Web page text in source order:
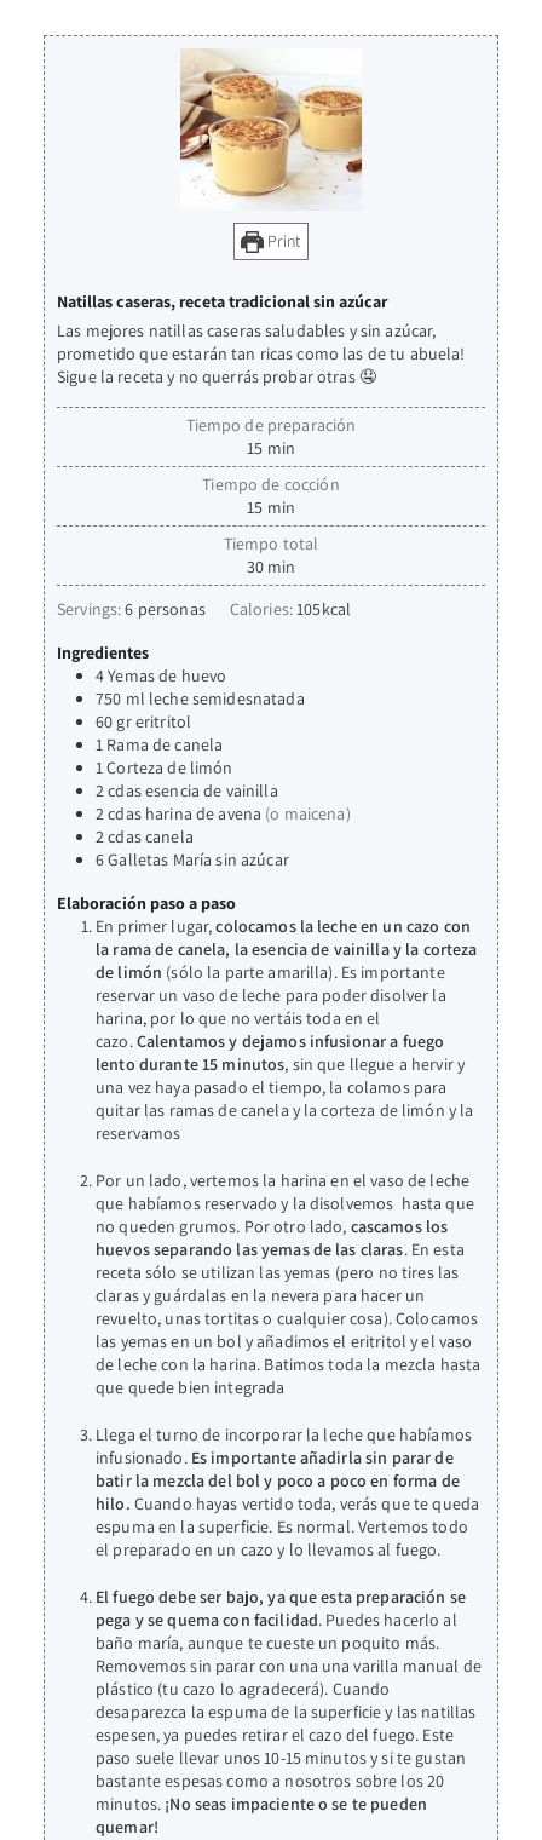
Print
Natillas caseras, receta tradicional sin azúcar
Las mejores natillas caseras saludables y sin azúcar,
prometido que estarán tan ricas como las de tu abuela!
Sigue la receta y no querrás probar otras 🤤
Tiempo de preparación
15 min
Tiempo de cocción
15 min
Tiempo total
30 min
Servings:6 personas Calories:105kcal
Ingredientes
4Yemas de huevo
750 ml leche semidesnatada
60 greritritol
1 Rama de canela
1Corteza de limón
2cdasesencia de vainilla
2cdas harina de avena (o maicena)
2cdascanela
6Galletas María sin azúcar
Elaboración paso a paso
En primer lugar,colocamos la leche en un cazo con
la rama de canela, la esencia de vainilla y la corteza
de limón (sólo la parte amarilla). Es importante
reservar un vaso de leche para poder disolver la
harina, por lo que no vertáis toda en el
cazo.Calentamos y dejamos infusionar a fuego
lento durante 15 minutos, sin que llegue a hervir y
una vez haya pasado el tiempo, la colamos para
quitar las ramas de canela y la corteza de limón y la
reservamos
Por un lado, vertemos la harina en el vaso de leche
que habíamos reservado y la disolvemos hasta que
no queden grumos. Por otro lado, cascamos los
huevos separando las yemas de las claras. En esta
receta sólo se utilizan las yemas (pero no tires las
claras y guárdalas en la nevera para hacer un
revuelto, unas tortitas o cualquier cosa). Colocamos
las yemas en un bol y añadimos el eritritol y el vaso
de leche con la harina. Batimos toda la mezcla hasta
que quede bien integrada
Llega el turno de incorporar la leche que habíamos
infusionado. Es importante añadirla sin parar de
batir la mezcla del bol y poco a poco en forma de
hilo. Cuando hayas vertido toda, verás que te queda
espuma en la superficie. Es normal. Vertemos todo
el preparado en un cazo y lo llevamos al fuego.
El fuego debe ser bajo, ya que esta preparación se
pega y se quema con facilidad. Puedes hacerlo al
baño maría, aunque te cueste un poquito más.
Removemos sin parar con una una varilla manual de
plástico (tu cazo lo agradecerá). Cuando
desaparezca la espuma de la superficie y las natillas
espesen, ya puedes retirar el cazo del fuego. Este
paso suele llevar unos 10-15 minutos y si te gustan
bastante espesas como a nosotros sobre los 20
minutos. ¡No seas impaciente o se te pueden
quemar!